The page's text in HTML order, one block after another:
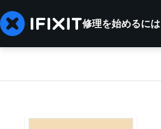
修理を始めるには